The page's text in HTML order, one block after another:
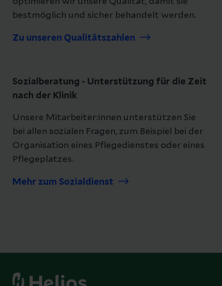
bestmöglich und sicher behandelt werden.
Zu unseren Qualitätszahlen
Sozialberatung - Unterstützung für die Zeit
nach der Klinik
Unsere Mitarbeiter:innen unterstützen Sie
bei allen sozialen Fragen, zum Beispiel bei der
Organisation eines Pflegedienstes oder eines
Pflegeplatzes.
Mehr zum Sozialdienst